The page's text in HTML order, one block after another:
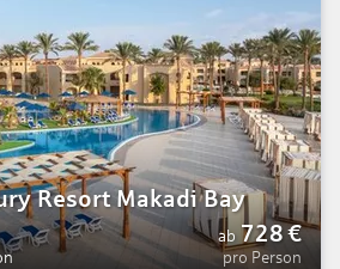
Resort Makadi Bay
ab 728€
pro Person